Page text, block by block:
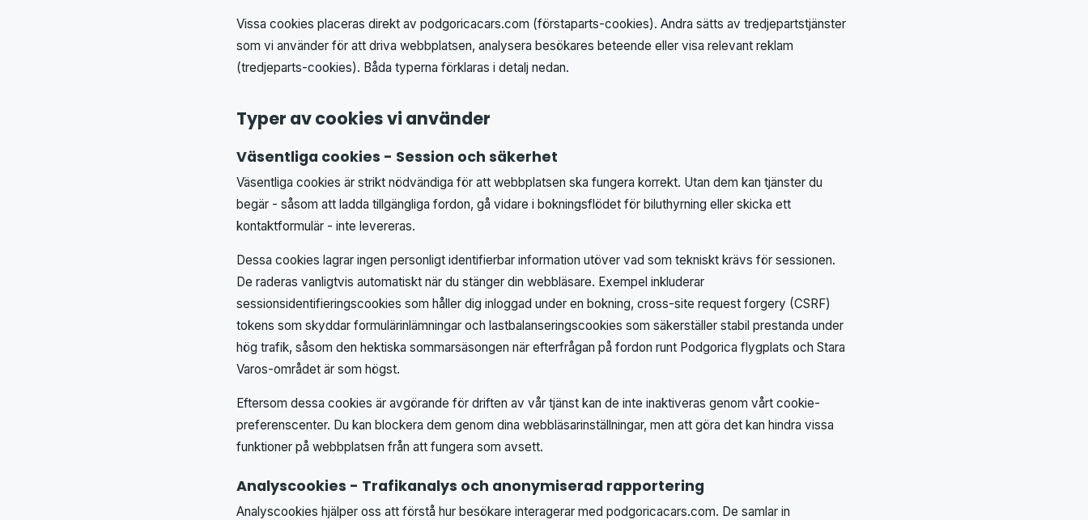
Vissa cookies placeras direkt av podgoricacars.com (förstaparts-cookies). Andra sätts av tredjepartstjänster
som vi använder för att driva webbplatsen, analysera besökares beteende eller visa relevant reklam
(tredjeparts-cookies). Båda typerna förklaras i detalj nedan.
Typer av cookies vi använder
Väsentliga cookies - Session och säkerhet
Väsentliga cookies är strikt nödvändiga för att webbplatsen ska fungera korrekt. Utan dem kan tjänster du
begär - såsom att ladda tillgängliga fordon, gå vidare i bokningsflödet för biluthyrning eller skicka ett
kontaktformulär - inte levereras.
Dessa cookies lagrar ingen personligt identifierbar information utöver vad som tekniskt krävs för sessionen.
De raderas vanligtvis automatiskt när du stänger din webbläsare. Exempel inkluderar
sessionsidentifieringscookies som håller dig inloggad under en bokning, cross-site request forgery (CSRF)
tokens som skyddar formulärinlämningar och lastbalanseringscookies som säkerställer stabil prestanda under
hög trafik, såsom den hektiska sommarsäsongen när efterfrågan på fordon runt Podgorica flygplats och Stara
Varos-området är som högst.
Eftersom dessa cookies är avgörande för driften av vår tjänst kan de inte inaktiveras genom vårt cookie-
preferenscenter. Du kan blockera dem genom dina webbläsarinställningar, men att göra det kan hindra vissa
funktioner på webbplatsen från att fungera som avsett.
Analyscookies - Trafikanalys och anonymiserad rapportering
Analyscookies hjälper oss att förstå hur besökare interagerar med podgoricacars.com. De samlar in